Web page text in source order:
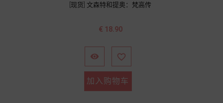
[现货] 文森特和提奥：梵高传
价
€ 18.90
 
加入购物车